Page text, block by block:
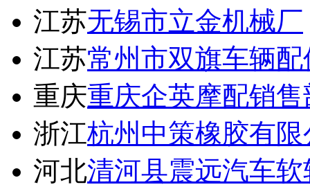
江苏无锡市立金机械厂
江苏常州市双旗车辆配
重庆重庆企英摩配销售
浙江杭州中策橡胶有限
河北清河县震远汽车软